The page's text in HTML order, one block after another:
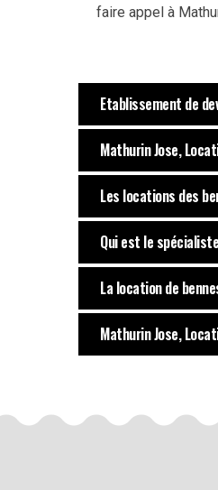
faire appel à
Etablissement de
Mathurin Jose,
Les locations des
Qui est le
La location de
Mathurin Jose,